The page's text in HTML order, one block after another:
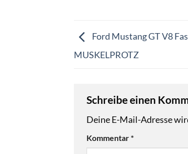
Ford Mustang GT V8
MUSKELPROTZ
Schreibe einen
Deine E-Mail-Adresse
Kommentar*